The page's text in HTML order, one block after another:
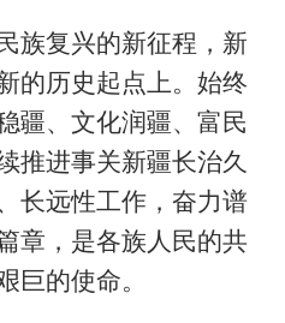
族复兴的新征程，新
的历史起点上。始终
疆、文化润疆、富民
推进事关新疆长治久
长远性工作，奋力谱
章，是各族人民的共
巨的使命。